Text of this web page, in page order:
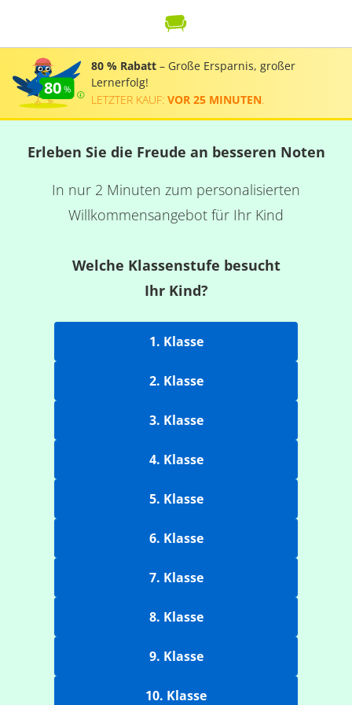
80
80 % Rabatt – Große Ersparnis, großer
Lernerfolg!
LETZTER KAUF: VOR 25 MINUTEN
Erleben Sie die Freude an besseren Noten
In nur 2 Minuten zum personalisierten
Willkommensangebot für Ihr Kind
Welche Klassenstufe besucht
Ihr Kind?
1. Klasse
2. Klasse
3. Klasse
4. Klasse
5. Klasse
6. Klasse
7. Klasse
8. Klasse
9. Klasse
10. Klasse